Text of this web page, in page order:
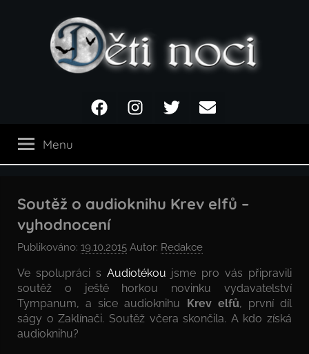
noci
FacebookInstagramTwitter Email
Menu
Soutěž o audioknihu Krev elfů –
vyhodnocení
Publikováno: 19.10.2015 Autor: Redakce
Ve spolupráci s Audiotékou jsme pro vás připravili
soutěž o ještě horkou novinku vydavatelství
Tympanum, a sice audioknihu Krev elfů, první díl
ságy o Zaklínači. Soutěž včera skončila. A kdo získá
audioknihu?